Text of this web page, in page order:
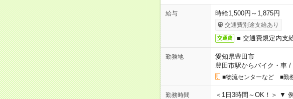
給与 時給1,500円～1,875円
交通費別途支給あり
交通費 ■ 交通費規定内支
勤務地
愛知県豊田市
豊田市駅からバイク・車/
■物流センターなど ■勤
勤務時間
＜1日3時間～OK！＞ ▼